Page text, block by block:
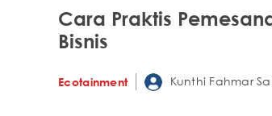
Cara Praktis
Bisnis
Ecotainment Kunthi Fahmar